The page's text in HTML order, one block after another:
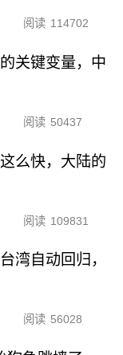
阅读 114702
关键变量，中
阅读 50437
么快，大陆的
阅读 109831
湾自动回归，
阅读 56028